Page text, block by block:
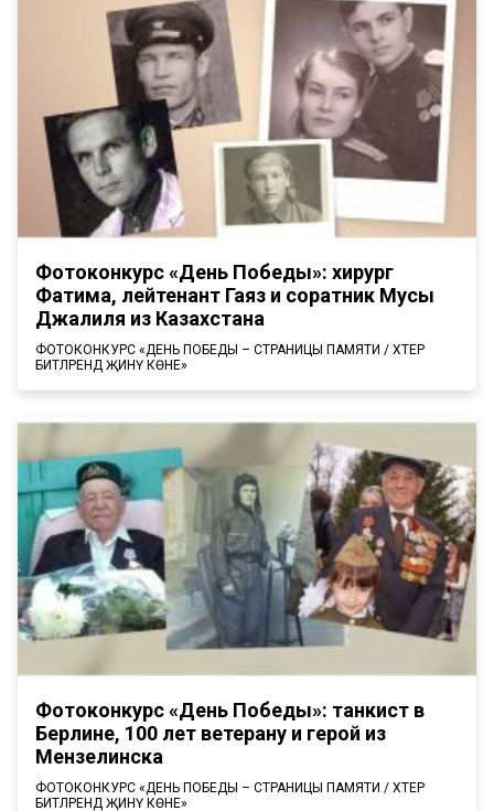
Фотоконкурс «День Победы»: хирург
Фатима, лейтенант Гаяз и соратник Мусы
Джалиля из Казахстана
ФОТОКОНКУРС «ДЕНЬ ПОБЕДЫ – СТРАНИЦЫ ПАМЯТИ / ХӘТЕР
БИТЛӘРЕНДӘ ҖИНҮ КӨНЕ»
Фотоконкурс «День Победы»: танкист в
Берлине, 100 лет ветерану и герой из
Мензелинска
ФОТОКОНКУРС «ДЕНЬ ПОБЕДЫ – СТРАНИЦЫ ПАМЯТИ / ХӘТЕР
БИТЛӘРЕНДӘ ҖИНҮ КӨНЕ»